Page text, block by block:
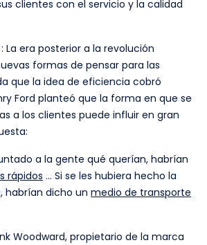
clientes con el servicio y la calidad
: La era posterior a la revolución
formas de pensar para las
que la idea de eficiencia cobró
Ford planteó que la forma en que se
a los clientes puede influir en gran
a la gente qué querían, habrían
rápidos ... Si se les hubiera hecho la
habrían dicho un medio de transporte
Woodward, propietario de la marca